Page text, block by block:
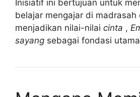
Inisiatif ini bertujuan untuk
belajar mengajar di madrasah
menjadikan nilai-nilai cinta ,
sayang sebagai fondasi